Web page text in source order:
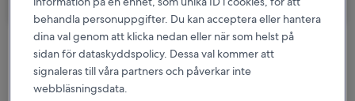
Alternativ med gratis avbokning om
planerna ändras
behandla personuppgifter. Du kan acceptera eller hantera
dina val genom att klicka nedan eller när som helst på
sidan för dataskyddspolicy. Dessa val kommer att
signaleras till våra partners och påverkar inte
webbläsningsdata.